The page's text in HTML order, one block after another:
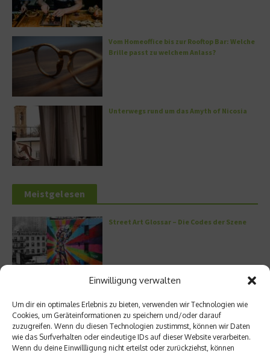
Einwilligung verwalten
Um dir ein optimales Erlebnis zu bieten, verwenden wir Technologien wie
Cookies, um Geräteinformationen zu speichern und/oder darauf
zuzugreifen. Wenn du diesen Technologien zustimmst, können wir Daten
wie das Surfverhalten oder eindeutige IDs auf dieser Website verarbeiten.
Wenn du deine Einwillligung nicht erteilst oder zurückziehst, können
Vom Homeoffice bis zur Rooftop Bar: Welche
Brille passt zu welchem Anlass?
Unterwegs rund um das Amyth of Nicosia
Meistgelesen
Street Art Glossar – Die Codes der Szene